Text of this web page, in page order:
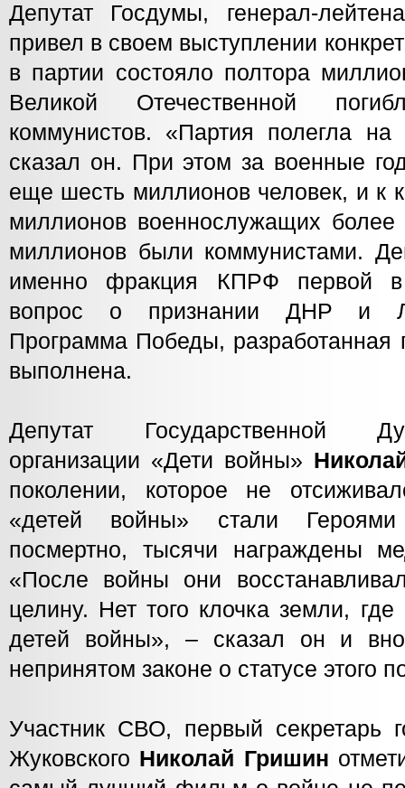
Депутат Госдумы, генерал-
привел в своем выступлении
в партии состояло полтора
Великой Отечественной
коммунистов. «Партия полегла
сказал он. При этом за военные
еще шесть миллионов человек, и к
миллионов военнослужащих более
миллионов были коммунистами.
именно фракция КПРФ первой в
вопрос о признании ДНР и
Программа Победы, разработанная
выполнена.
Депутат Государственной
организации «Дети войны»
поколении, которое не
«детей войны» стали
посмертно, тысячи награждены
«После войны они
целину. Нет того клочка земли,
детей войны», – сказал он и
непринятом законе о статусе этого
Участник СВО, первый секретарь
Жуковского Николай Гришин